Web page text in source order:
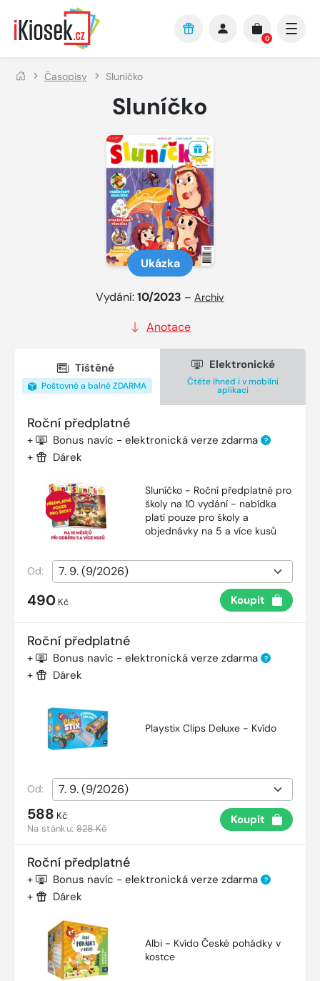
Přejít na hlavní obsah
0
Časopisy Sluníčko
Sluníčko
Ukázka
Vydání:10/2023 – Archiv
Anotace
Tištěné
Poštovné a balné ZDARMA
Elektronické
Čtěte ihned i v mobilní
aplikaci
Roční předplatné
+ Bonus navíc - elektronická verze zdarma ?
+ Dárek
Sluníčko - Roční předplatné pro
školy na 10 vydání - nabídka
platí pouze pro školy a
objednávky na 5 a více kusů
Od:
490 Kč Koupit
Roční předplatné
+ Bonus navíc - elektronická verze zdarma ?
+ Dárek
Playstix Clips Deluxe - Kvído
Od:
588 Kč
Na stánku:828 Kč
Koupit
Roční předplatné
+ Bonus navíc - elektronická verze zdarma ?
+ Dárek
Albi - Kvído České pohádky v
kostce